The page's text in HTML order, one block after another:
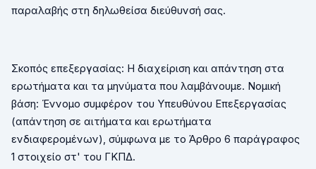
παραλαβής στη δηλωθείσα διεύθυνσή σας.
Σκοπός επεξεργασίας: Η διαχείριση και απάντηση στα
ερωτήματα και τα μηνύματα που λαμβάνουμε. Νομική
βάση: Έννομο συμφέρον του Υπευθύνου Επεξεργασίας
(απάντηση σε αιτήματα και ερωτήματα
ενδιαφερομένων), σύμφωνα με το Άρθρο 6 παράγραφος
1 στοιχείο στ' του ΓΚΠΔ.